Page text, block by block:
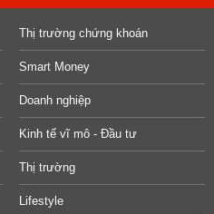
Thị trường chứng khoán
Smart Money
Doanh nghiệp
Kinh tế vĩ mô - Đầu tư
Thị trường
Lifestyle